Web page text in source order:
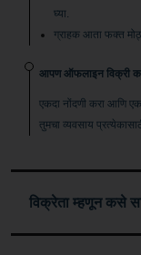
घ्या.
ग्राहक आता फक्त
आपण ऑफलाइन विक्री
एकदा नोंदणी करा आणि
तुमचा व्यवसाय
विक्रेता म्हणून कसे